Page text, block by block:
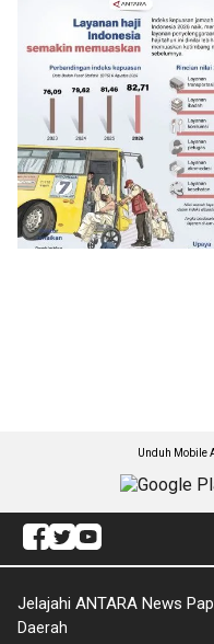
Unduh Mobile
Jelajahi ANTARA News
Daerah